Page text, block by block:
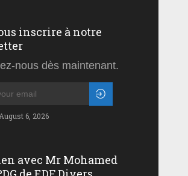
inscrire à notre
nous dès maintenant.
6, 2026
avec Mr Mohamed